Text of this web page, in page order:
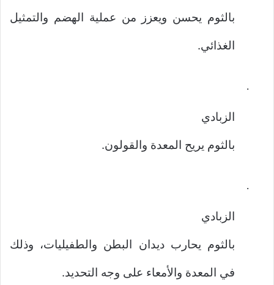
بالثوم يحسن ويعزز من عملية الهضم والتمثيل
الغذائي.
·
الزبادي
بالثوم يريح المعدة والقولون.
·
الزبادي
بالثوم يحارب ديدان البطن والطفيليات، وذلك
في المعدة والأمعاء على وجه التحديد.